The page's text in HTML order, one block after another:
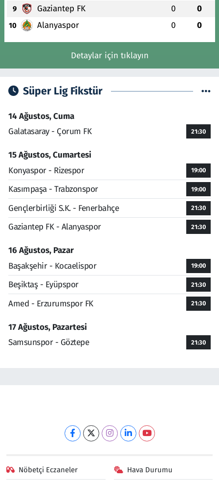
9 Gaziantep FK 0 0
10 Alanyaspor 0 0
Detaylar için tıklayın
Süper Lig Fikstür
14 Ağustos, Cuma
Galatasaray - Çorum FK
21:30
15 Ağustos, Cumartesi
Konyaspor - Rizespor
19:00
Kasımpaşa - Trabzonspor 19:00
Gençlerbirliği S.K. - Fenerbahçe 21:30
Gaziantep FK - Alanyaspor 21:30
16 Ağustos, Pazar
Başakşehir - Kocaelispor
19:00
Beşiktaş - Eyüpspor 21:30
Amed - Erzurumspor FK 21:30
17 Ağustos, Pazartesi
Samsunspor - Göztepe
21:30
Nöbetçi Eczaneler Hava Durumu